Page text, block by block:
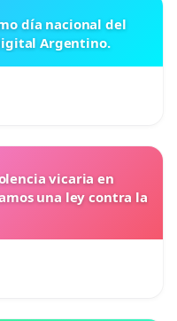
día nacional del
Argentino.
vicaria en
una ley contra la